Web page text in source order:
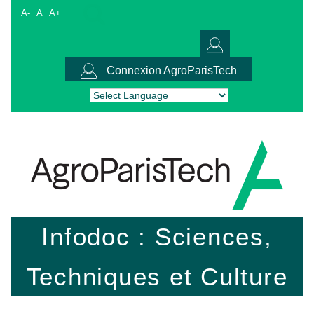
A- A A+
Connexion AgroParisTech
Powered by Translate
Infodoc : Sciences,
Techniques et Culture